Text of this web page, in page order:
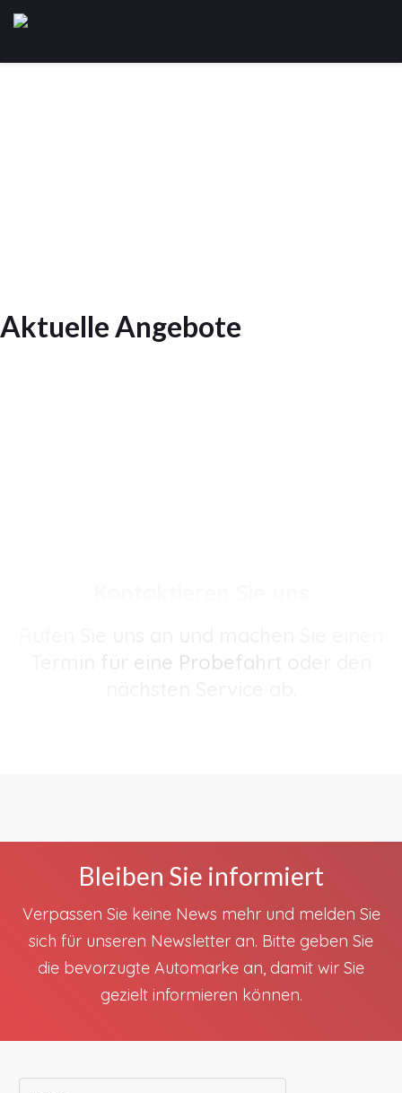
Aktuelle Angebote
Termin für eine Probefahrt oder den
Bleiben Sie informiert
Verpassen Sie keine News mehr und melden Sie
sich für unseren Newsletter an. Bitte geben Sie
die bevorzugte Automarke an, damit wir Sie
gezielt informieren können.